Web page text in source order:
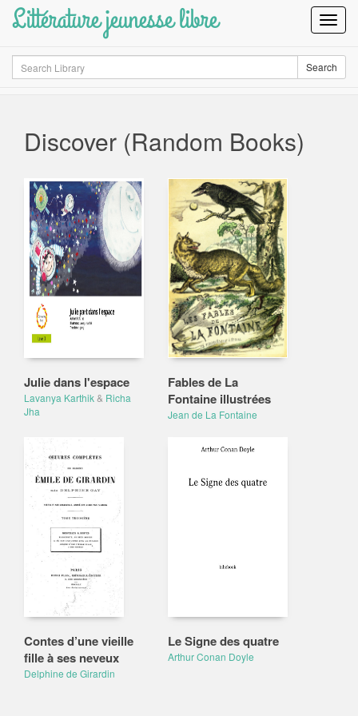
Littérature jeunesse libre
Search Search
Discover (Random Books)
Julie dans l'espace
Lavanya Karthik& Richa
Jha
Fables de La
Fontaine illustrées
Jean de La Fontaine
Contes d’une vieille
fille à ses neveux
Delphine de Girardin
Le Signe des quatre
Arthur Conan Doyle